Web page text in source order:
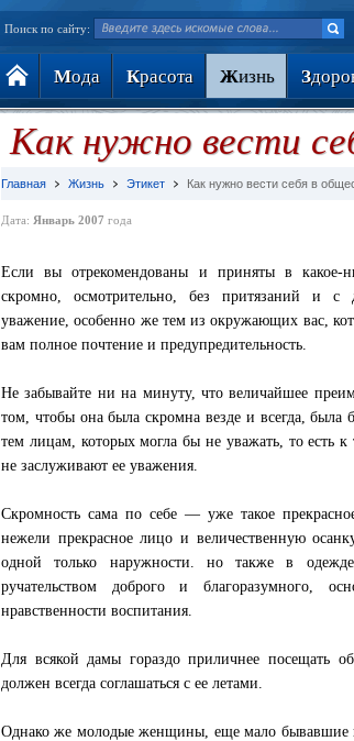
Поиск по сайту:
Мода Красота Жизнь З
Как нужно вести
Главная Жизнь Этикет Как нужно вести себя в
Дата: Январь 2007 года
Если вы отрекомендованы и приняты в какое-
скромно, осмотрительно, без притязаний и с
уважение, особенно же тем из окружающих вас,
вам полное почтение и предупредительность.
Не забывайте ни на минуту, что величайшее
том, чтобы она была скромна везде и всегда,
тем лицам, которых могла бы не уважать, то есть
не заслуживают ее уважения.
Скромность сама по себе — уже такое
нежели прекрасное лицо и величественную
одной только наружности. но также в
ручательством доброго и благоразумного,
нравственности воспитания.
Для всякой дамы гораздо приличнее посещать
должен всегда соглашаться с ее летами.
Однако же молодые женщины, еще мало бывавшие в